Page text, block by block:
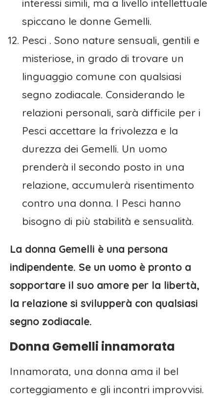
interessi simili, ma a livello intellettuale
spiccano le donne Gemelli.
Pesci . Sono nature sensuali, gentili e
misteriose, in grado di trovare un
linguaggio comune con qualsiasi
segno zodiacale. Considerando le
relazioni personali, sarà difficile per i
Pesci accettare la frivolezza e la
durezza dei Gemelli. Un uomo
prenderà il secondo posto in una
relazione, accumulerà risentimento
contro una donna. I Pesci hanno
bisogno di più stabilità e sensualità.
La donna Gemelli è una persona
indipendente. Se un uomo è pronto a
sopportare il suo amore per la libertà,
la relazione si svilupperà con qualsiasi
segno zodiacale.
Donna Gemelli innamorata
Innamorata, una donna ama il bel
corteggiamento e gli incontri improvvisi.